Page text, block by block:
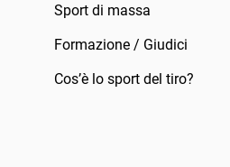
Sport di massa
Formazione / Giudici
Cos’è lo sport del tiro?